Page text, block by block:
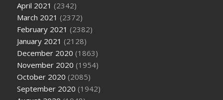
April 2021 (2342)
March 2021 (2372)
February 2021 (2382)
January 2021 (2128)
December 2020 (1863)
November 2020 (1954)
October 2020 (2085)
September 2020 (1942)